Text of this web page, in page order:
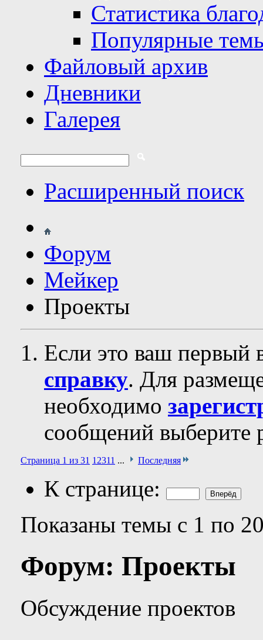
Статистика
Популярные
Файловый архив
Дневники
Галерея
Расширенный поиск
Форум
Мейкер
Проекты
Если это ваш первый
справку. Для
необходимо
сообщений выберите
Страница 1 из 31 1 2311 ... Последняя
К странице:
Показаны темы с 1 по
Форум: Проекты
Обсуждение проектов